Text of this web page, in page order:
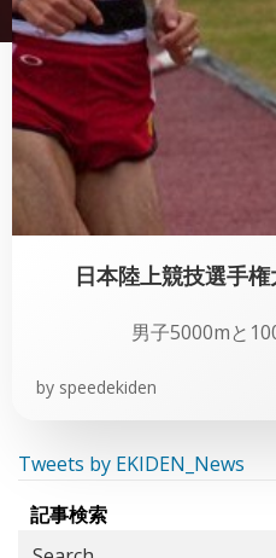
日本陸上競技選手
男子5000mと
by speedekiden
Tweets by EKIDEN_News
記事検索
Search